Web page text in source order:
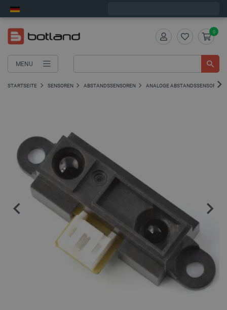
MENU
0
STARTSEITE SENSOREN ABSTANDSSENSOREN ANALOGE ABSTANDSSENSOREN